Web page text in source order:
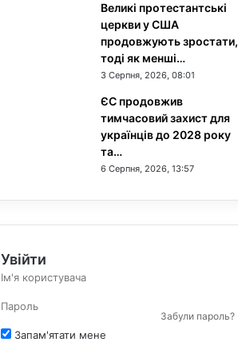
Великі протестантські
церкви у США
продовжують зростати,
тоді як менші…
3 Серпня, 2026, 08:01
ЄС продовжив
тимчасовий захист для
українців до 2028 року
та…
6 Серпня, 2026, 13:57
Увійти
Забули пароль?
Запам'ятати мене